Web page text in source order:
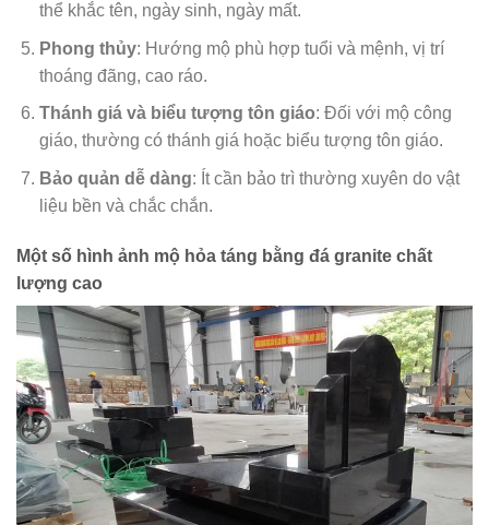
thể khắc tên, ngày sinh, ngày mất.
Phong thủy: Hướng mộ phù hợp tuổi và mệnh, vị trí
thoáng đãng, cao ráo.
Thánh giá và biểu tượng tôn giáo: Đối với mộ công
giáo, thường có thánh giá hoặc biểu tượng tôn giáo.
Bảo quản dễ dàng: Ít cần bảo trì thường xuyên do vật
liệu bền và chắc chắn.
Một số hình ảnh mộ hỏa táng bằng đá granite chất
lượng cao